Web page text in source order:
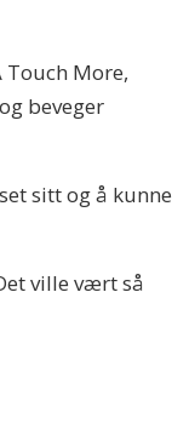
Touch More,
beveger
sitt og å kunne
ville vært så